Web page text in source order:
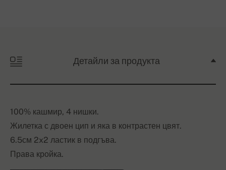
Детайли за продукта
100% кашмир, 4 нишки.
Жилетка с двоен цип и яка в контрастен цвят.
6.5см 2x2 ластик в подгъва.
Права кройка.